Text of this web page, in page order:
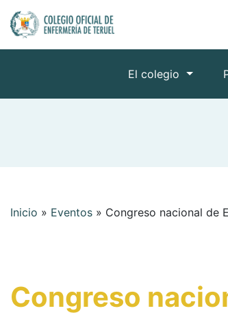
El colegio
Inicio » Eventos » Congreso nacional de
Congreso